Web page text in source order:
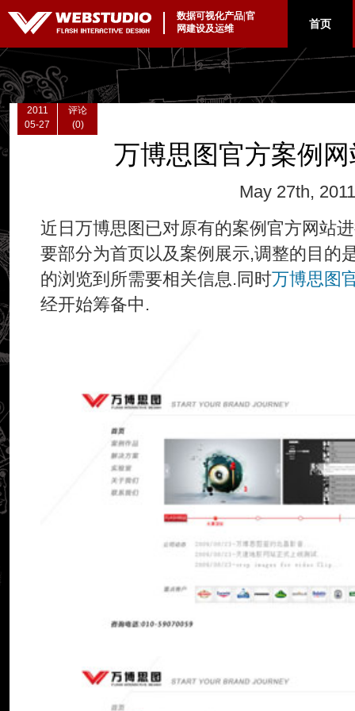
数据可视化产品|官
网建设及运维
首页
2011
05-27
评论
(0)
万博思图官方案例
May 27th, 2011
近日万博思图已对原有的案例官方网站
要部分为首页以及案例展示,调整的目的
的浏览到所需要相关信息.同时万博思图
经开始筹备中.